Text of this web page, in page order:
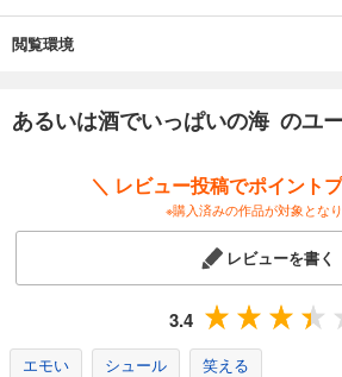
閲覧環境
あるいは酒でいっぱいの海 のユ
＼ レビュー投稿でポイント
※購入済みの作品が対象とな
レビューを書く
3.4
エモい シュール 笑える